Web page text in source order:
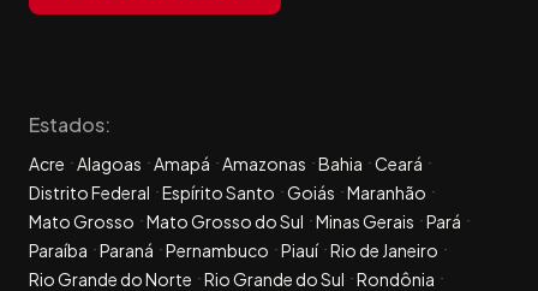
Estados:
Acre Alagoas Amapá Amazonas Bahia
Ceará
Distrito Federal
Espírito Santo Goiás
Maranhão
Mato Grosso
Mato Grosso do Sul Minas Gerais
Pará
Paraíba
Paraná Pernambuco Piauí Rio de Janeiro
Rio Grande do Norte
Rio Grande do Sul
Rondônia